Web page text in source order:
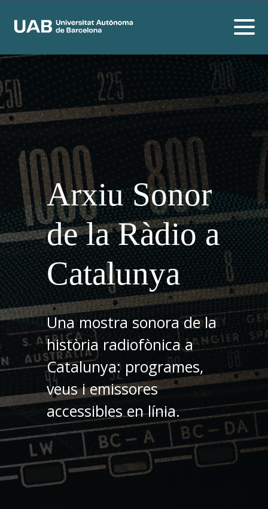
Arxiu Sonor
de la Ràdio a
Catalunya
Una mostra sonora de la
història radiofònica a
Catalunya: programes,
veus i emissores
accessibles en línia.